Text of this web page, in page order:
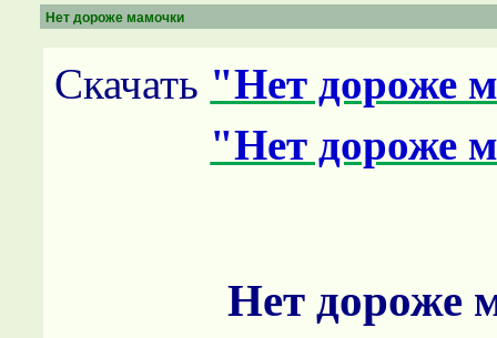
Нет дороже мамочки
Скачать "Нет дороже
"Нет дороже
Нет дороже